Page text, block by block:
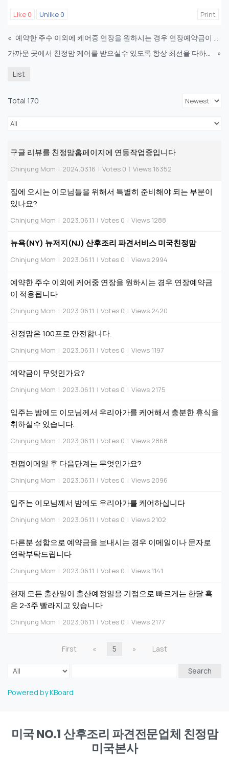
Like 0 Unlike 0 Print
«
예약한 주수 이외에 케어중 연장을 원하시는 경우 연장예약금이 적용됩니다
가까운 곳에서 친정맘 케어를 받으실수 있도록 항상 최선을 다하겠습니다.
»
List
Total 170
구글 리뷰를 친정맘홈페이지에 연동작업중입니다
Chinjung Mom | 2024.03.16 | Votes 0 | Views 16352
집에 오시는 이모님들을 위해서 특별히 준비해야 되는 부분이
있나요?
Chinjung Mom | 2023.06.11 | Votes 0 | Views 1288
뉴욕(NY) 뉴저지(NJ) 산후조리 파견서비스 미국친정맘
Chinjung Mom | 2023.06.11 | Votes 0 | Views 2994
예약한 주수 이외에 케어중 연장을 원하시는 경우 연장예약금
이 적용됩니다
Chinjung Mom | 2023.06.11 | Votes 0 | Views 2420
친정맘은 100프로 안전합니다.
Chinjung Mom | 2023.06.11 | Votes 0 | Views 1197
예약금이 무엇인가요?
Chinjung Mom | 2023.06.11 | Votes 0 | Views 2175
입주는 밤에도 이모님께서 우리아가를 케어해서 충분한 휴식을
취하실수 있습니다.
Chinjung Mom | 2023.06.11 | Votes 0 | Views 2868
컨펌이메일 후 다음단계는 무엇인가요?
Chinjung Mom | 2023.06.11 | Votes 0 | Views 2096
입주는 이모님께서 밤에도 우리아가를 케어하십니다
Chinjung Mom | 2023.06.11 | Votes 0 | Views 2102
다른분 성함으로 예약금을 보내시는 경우 이메일이나 문자로
연락부탁드립니다
Chinjung Mom | 2023.06.11 | Votes 0 | Views 1141
현재 모든 출산일이 출산예정일을 기점으로 빠르게는 한달 혹
은 2-3주 빨라지고 있습니다
Chinjung Mom | 2023.06.11 | Votes 0 | Views 2177
First « 5 » Last
Search
Powered by KBoard
미국 NO.1 산후조리 파견전문업체 친정맘
미국본사